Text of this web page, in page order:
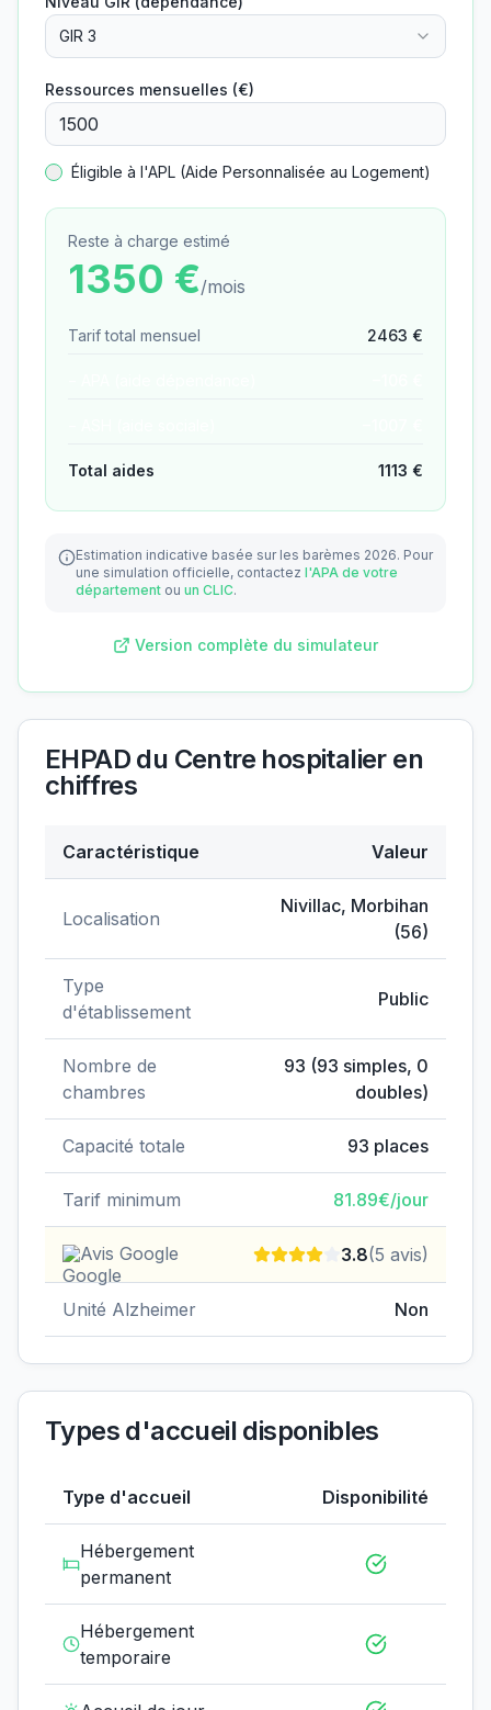
GIR 3
Ressources mensuelles (€)
Éligible à l'APL (Aide Personnalisée au Logement)
Reste à charge estimé
1350 €/mois
Tarif total mensuel 2463 €
Total aides 1113 €
Estimation indicative basée sur les barèmes 2026. Pour
une simulation officielle, contactez l'APA de votre
département ou un CLIC.
Version complète du simulateur
EHPAD du Centre hospitalieren
chiffres
Caractéristique Valeur
Localisation
Nivillac, Morbihan
(56)
Type
d'établissement
Public
Nombre de
chambres
93 (93 simples, 0
doubles)
Capacité totale 93 places
Tarif minimum 81.89€/jour
Avis Google 3.8(5 avis)
Unité Alzheimer Non
Types d'accueil disponibles
Type d'accueil Disponibilité
Hébergement
permanent
Hébergement
temporaire